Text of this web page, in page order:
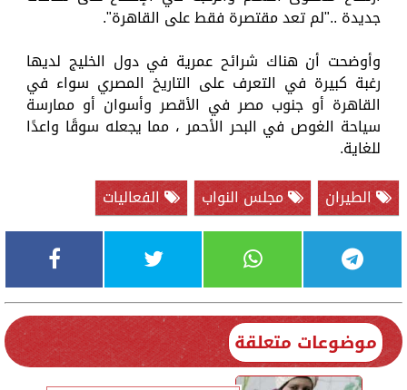
جديدة .."لم تعد مقتصرة فقط على القاهرة".
وأوضحت أن هناك شرائح عمرية في دول الخليج لديها
رغبة كبيرة في التعرف على التاريخ المصري سواء في
القاهرة أو جنوب مصر في الأقصر وأسوان أو ممارسة
سياحة الغوص في البحر الأحمر ، مما يجعله سوقًا واعدًا
للغاية.
الطيران
مجلس النواب الفعاليات
موضوعات متعلقة